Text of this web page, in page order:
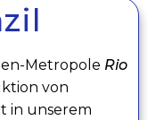
Metropole Rio
von
in unserem